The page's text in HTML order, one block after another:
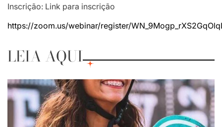
Inscrição: Link para inscrição
https://zoom.us/webinar/register/
LEIA AQUI